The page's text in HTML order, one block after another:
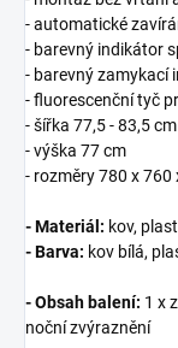
- automatické
- barevný indikátor
- barevný zamykací
- fluorescenční tyč
- šířka 77,5 - 83,5 cm
- výška 77 cm
- rozměry 780 x 760
- Materiál: kov, plast
- Barva: kov bílá,
- Obsah balení: 1 x
noční zvýraznění